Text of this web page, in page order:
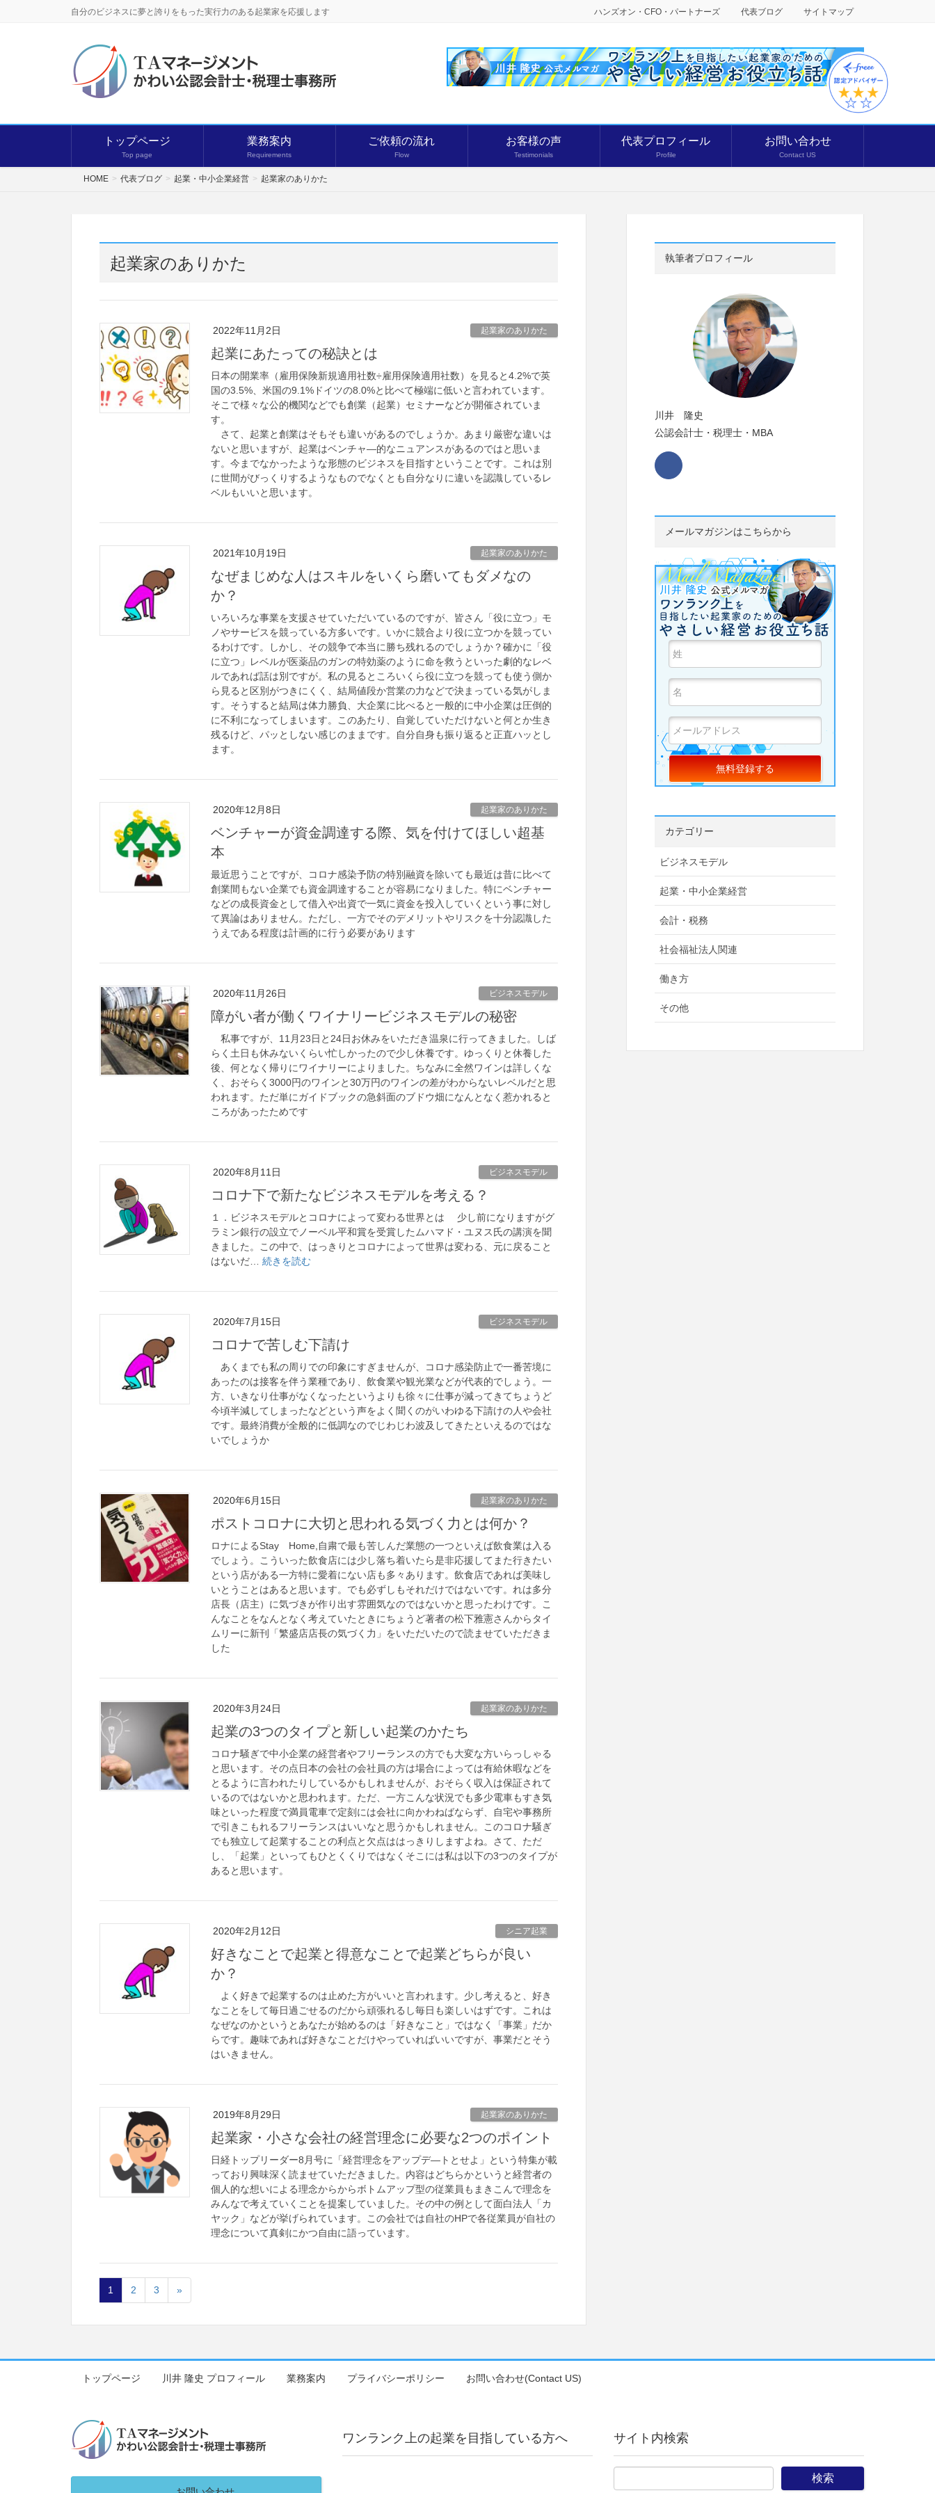
自分のビジネスに夢と誇りをもった実行力のある起業家を応援します ハンズオン・CFO・パートナーズ 代表ブログ サイトマップ
トップページ
Top page
業務案内
Requirements
ご依頼の流れ
Flow
お客様の声
Testimonials
代表プロフィール
Profile
お問い合わせ
Contact US
HOME 代表ブログ 起業・中小企業経営 起業家のありかた
起業家のありかた
2022年11月2日 起業家のありかた
起業にあたっての秘訣とは
日本の開業率（雇用保険新規適用社数÷雇用保険適用社数）を見ると4.2%で英
国の3.5%、米国の9.1%ドイツの8.0%と比べて極端に低いと言われています。
そこで様々な公的機関などでも創業（起業）セミナーなどが開催されていま
す。
さて、起業と創業はそもそも違いがあるのでしょうか。あまり厳密な違いは
ないと思いますが、起業はベンチャ―的なニュアンスがあるのではと思いま
す。今までなかったような形態のビジネスを目指すということです。これは別
に世間がびっくりするようなものでなくとも自分なりに違いを認識しているレ
ベルもいいと思います。
2021年10月19日 起業家のありかた
なぜまじめな人はスキルをいくら磨いてもダメなの
か？
いろいろな事業を支援させていただいているのですが、皆さん「役に立つ」モ
ノやサービスを競っている方多いです。いかに競合より役に立つかを競ってい
るわけです。しかし、その競争で本当に勝ち残れるのでしょうか？確かに「役
に立つ」レベルが医薬品のガンの特効薬のように命を救うといった劇的なレベ
ルであれば話は別ですが。私の見るところいくら役に立つを競っても使う側か
ら見ると区別がつきにくく、結局値段か営業の力などで決まっている気がしま
す。そうすると結局は体力勝負、大企業に比べると一般的に中小企業は圧倒的
に不利になってしまいます。このあたり、自覚していただけないと何とか生き
残るけど、パッとしない感じのままです。自分自身も振り返ると正直ハッとし
ます。
2020年12月8日 起業家のありかた
ベンチャーが資金調達する際、気を付けてほしい超基
本
最近思うことですが、コロナ感染予防の特別融資を除いても最近は昔に比べて
創業間もない企業でも資金調達することが容易になりました。特にベンチャー
などの成長資金として借入や出資で一気に資金を投入していくという事に対し
て異論はありません。ただし、一方でそのデメリットやリスクを十分認識した
うえである程度は計画的に行う必要があります
2020年11月26日 ビジネスモデル
障がい者が働くワイナリービジネスモデルの秘密
私事ですが、11月23日と24日お休みをいただき温泉に行ってきました。しば
らく土日も休みないくらい忙しかったので少し休養です。ゆっくりと休養した
後、何となく帰りにワイナリーによりました。ちなみに全然ワインは詳しくな
く、おそらく3000円のワインと30万円のワインの差がわからないレベルだと思
われます。ただ単にガイドブックの急斜面のブドウ畑になんとなく惹かれると
ころがあったためです
2020年8月11日 ビジネスモデル
コロナ下で新たなビジネスモデルを考える？
１．ビジネスモデルとコロナによって変わる世界とは 少し前になりますがグ
ラミン銀行の設立でノーベル平和賞を受賞したムハマド・ユヌス氏の講演を聞
きました。この中で、はっきりとコロナによって世界は変わる、元に戻ること
はないだ… 続きを読む
2020年7月15日 ビジネスモデル
コロナで苦しむ下請け
あくまでも私の周りでの印象にすぎませんが、コロナ感染防止で一番苦境に
あったのは接客を伴う業種であり、飲食業や観光業などが代表的でしょう。一
方、いきなり仕事がなくなったというよりも徐々に仕事が減ってきてちょうど
今頃半減してしまったなどという声をよく聞くのがいわゆる下請けの人や会社
です。最終消費が全般的に低調なのでじわじわ波及してきたといえるのではな
いでしょうか
2020年6月15日 起業家のありかた
ポストコロナに大切と思われる気づく力とは何か？
ロナによるStay Home,自粛で最も苦しんだ業態の一つといえば飲食業は入る
でしょう。こういった飲食店には少し落ち着いたら是非応援してまた行きたい
という店がある一方特に愛着にない店も多々あります。飲食店であれば美味し
いとうことはあると思います。でも必ずしもそれだけではないです。れは多分
店長（店主）に気づきが作り出す雰囲気なのではないかと思ったわけです。こ
んなことをなんとなく考えていたときにちょうど著者の松下雅憲さんからタイ
ムリーに新刊「繁盛店店長の気づく力」をいただいたので読ませていただきま
した
2020年3月24日 起業家のありかた
起業の3つのタイプと新しい起業のかたち
コロナ騒ぎで中小企業の経営者やフリーランスの方でも大変な方いらっしゃる
と思います。その点日本の会社の会社員の方は場合によっては有給休暇などを
とるように言われたりしているかもしれませんが、おそらく収入は保証されて
いるのではないかと思われます。ただ、一方こんな状況でも多少電車もすき気
味といった程度で満員電車で定刻には会社に向かわねばならず、自宅や事務所
で引きこもれるフリーランスはいいなと思うかもしれません。このコロナ騒ぎ
でも独立して起業することの利点と欠点ははっきりしますよね。さて、ただ
し、「起業」といってもひとくくりではなくそこには私は以下の3つのタイプが
あると思います。
2020年2月12日 シニア起業
好きなことで起業と得意なことで起業どちらが良い
か？
よく好きで起業するのは止めた方がいいと言われます。少し考えると、好き
なことをして毎日過ごせるのだから頑張れるし毎日も楽しいはずです。これは
なぜなのかというとあなたが始めるのは「好きなこと」ではなく「事業」だか
らです。趣味であれば好きなことだけやっていればいいですが、事業だとそう
はいきません。
2019年8月29日 起業家のありかた
起業家・小さな会社の経営理念に必要な2つのポイント
日経トップリーダー8月号に「経営理念をアップデ―トとせよ」という特集が載
っており興味深く読ませていただきました。内容はどちらかというと経営者の
個人的な想いによる理念からからボトムアップ型の従業員もまきこんで理念を
みんなで考えていくことを提案していました。その中の例として面白法人「カ
ヤック」などが挙げられています。この会社では自社のHPで各従業員が自社の
理念について真剣にかつ自由に語っています。
1 2 3 »
執筆者プロフィール
川井 隆史
公認会計士・税理士・MBA
メールマガジンはこちらから
カテゴリー
ビジネスモデル
起業・中小企業経営
会計・税務
社会福祉法人関連
働き方
その他
トップページ 川井 隆史 プロフィール 業務案内 プライバシーポリシー お問い合わせ(Contact US)
ワンランク上の起業を目指している方へ サイト内検索